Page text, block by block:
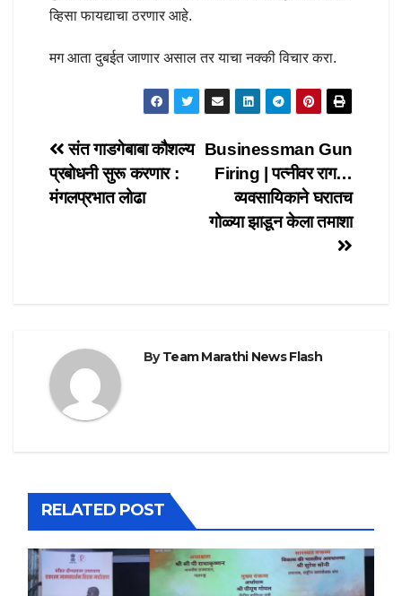
व्हिसा फायद्याचा ठरणार आहे.
मग आता दुबईत जाणार असाल तर याचा नक्की विचार करा.
Post
navigation
Businessman Gun
Firing | पत्नीवर राग…
व्यवसायिकाने घरातच
गोळ्या झाडून केला तमाशा
संत गाडगेबाबा कौशल्य
प्रबोधनी सुरू करणार :
मंगलप्रभात लोढा
ByTeam Marathi News Flash
RELATED POST